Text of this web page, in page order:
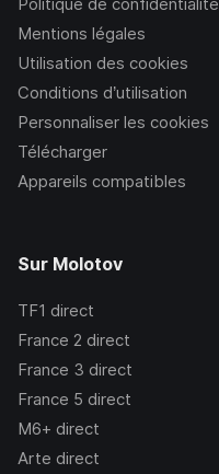
Mentions légales
Utilisation des cookies
Conditions d’utilisation
Personnaliser les cookies
Télécharger
Appareils compatibles
Sur Molotov
TF1 direct
France 2 direct
France 3 direct
France 5 direct
M6+ direct
Arte direct